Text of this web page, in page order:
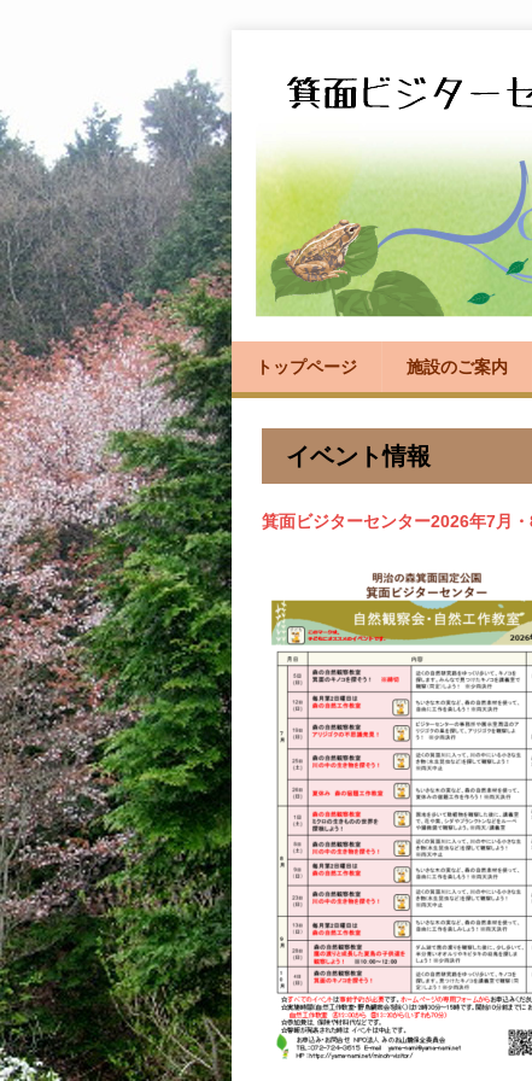
トップページ 施設のご案内
イベント情報
箕面ビジターセンター2026年7月